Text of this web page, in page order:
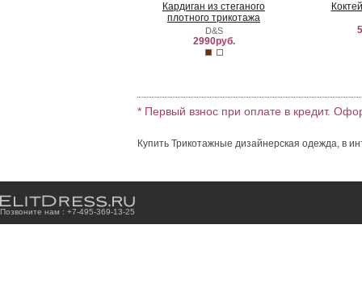
Кардиган из стеганого
плотного трикотажа
D&S
2990руб.
* Первый взнос при оплате в кредит.
Купить Трикотажные дизайнерская одежда, в
Позвоните нам : +7-495-369-13-25